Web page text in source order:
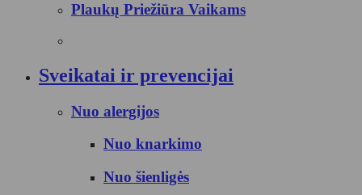
Plaukų Priežiūra Vaikams
Sveikatai ir prevencijai
Nuo alergijos
Nuo knarkimo
Nuo šienligės